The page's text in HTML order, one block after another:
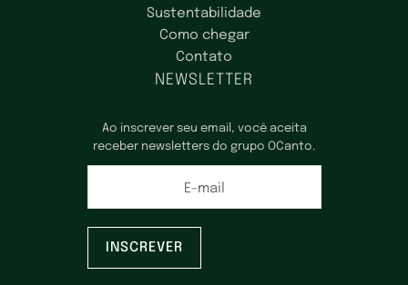
Sustentabilidade
Como chegar
Contato
NEWSLETTER
Ao inscrever seu email, você aceita
receber newsletters do grupo OCanto.
E-mail
INSCREVER